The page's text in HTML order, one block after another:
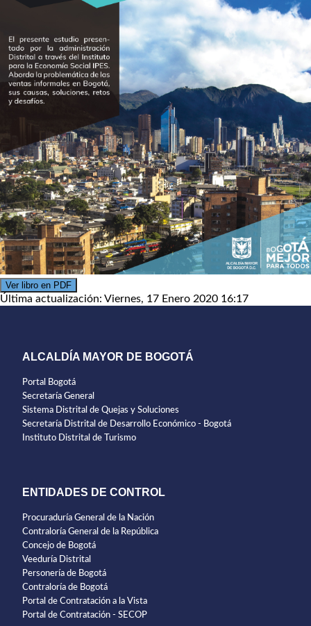
Ver libro en PDF
Última actualización: Viernes, 17 Enero 2020 16:17
ALCALDÍA MAYOR DE BOGOTÁ
Portal Bogotá
Secretaría General
Sistema Distrital de Quejas y Soluciones
Secretaría Distrital de Desarrollo Económico - Bogotá
Instituto Distrital de Turismo
ENTIDADES DE CONTROL
Procuraduría General de la Nación
Contraloría General de la República
Concejo de Bogotá
Veeduría Distrital
Personería de Bogotá
Contraloría de Bogotá
Portal de Contratación a la Vista
Portal de Contratación - SECOP